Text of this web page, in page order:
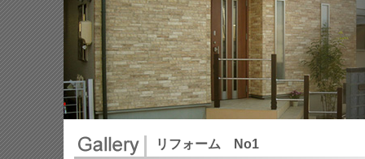
リフォーム No1